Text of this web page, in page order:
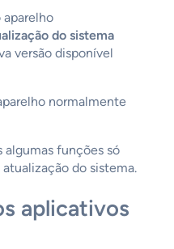
aparelho
do sistema
versão disponível
normalmente
algumas funções só
do sistema.
aplicativos